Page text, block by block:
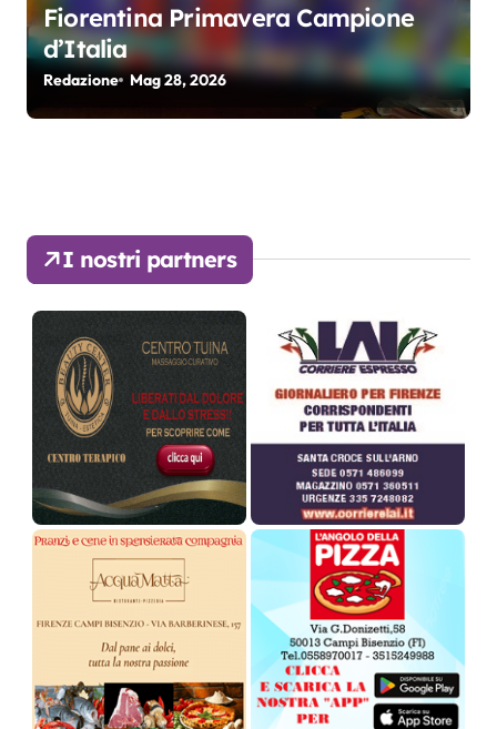
Fiorentina Primavera Campione
d’Italia
Redazione Mag 28, 2026
I nostri partners